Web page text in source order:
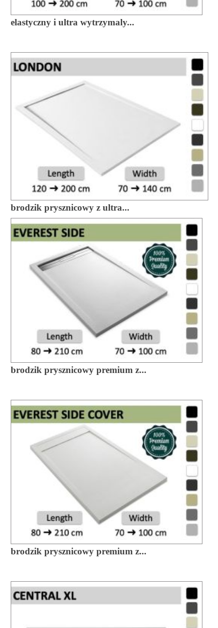
elastyczny i ultra wytrzymaly...
brodzik prysznicowy z ultra...
brodzik prysznicowy premium z...
brodzik prysznicowy premium z...